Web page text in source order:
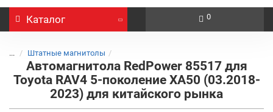
Каталог 0
... Штатные магнитолы
Автомагнитола RedPower 85517 для
Toyota RAV4 5-поколение XA50 (03.2018-
2023) для китайского рынка